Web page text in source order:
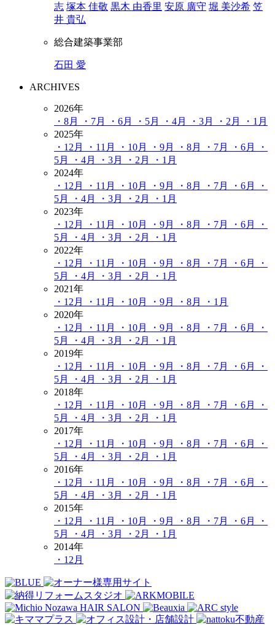
志 塚本 佳敬 黒木 由香里 安原 廣守 堀 美沙希 笠
井 貴弘
総合建築事業部
石田 愛
ARCHIVES
2026年
・8月
・7月 ・6月 ・5月 ・4月 ・3月 ・2月
・1月
2025年
・12月
・11月 ・10月 ・9月 ・8月 ・7月 ・6月
・
5月
・4月 ・3月 ・2月
・1月
2024年
・12月
・11月 ・10月 ・9月 ・8月 ・7月 ・6月
・
5月
・4月 ・3月 ・2月
・1月
2023年
・12月
・11月 ・10月 ・9月 ・8月 ・7月 ・6月
・
5月
・4月 ・3月 ・2月
・1月
2022年
・12月
・11月 ・10月 ・9月 ・8月 ・7月 ・6月
・
5月
・4月 ・3月 ・2月
・1月
2021年
・12月
・11月 ・10月 ・9月 ・8月
・1月
2020年
・12月
・11月 ・10月 ・9月 ・8月 ・7月 ・6月
・
5月
・4月 ・3月 ・2月
・1月
2019年
・12月
・11月 ・10月 ・9月 ・8月 ・7月 ・6月
・
5月
・4月 ・3月 ・2月
・1月
2018年
・12月
・11月 ・10月 ・9月 ・8月 ・7月 ・6月
・
5月
・4月 ・3月 ・2月
・1月
2017年
・12月
・11月 ・10月 ・9月 ・8月 ・7月 ・6月
・
5月
・4月 ・3月 ・2月
・1月
2016年
・12月
・11月 ・10月 ・9月 ・8月 ・7月 ・6月
・
5月
・4月 ・3月 ・2月
・1月
2015年
・12月
・11月 ・10月 ・9月 ・8月 ・7月 ・6月
・
5月
・4月 ・3月 ・2月
・1月
2014年
・12月